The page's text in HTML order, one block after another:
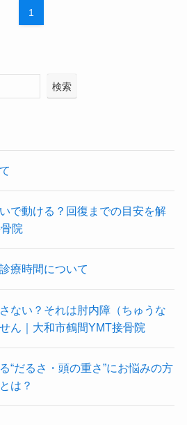
1
検索
で動ける？回復までの目安を解
院
療時間について
ない？それは肘内障（ちゅうな
ん｜大和市鶴間YMT接骨院
“だるさ・頭の重さ”にお悩みの方
は？